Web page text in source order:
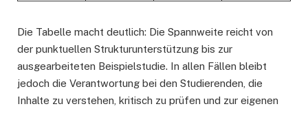
Die Tabelle macht deutlich: Die Spannweite reicht von
der punktuellen Strukturunterstützung bis zur
ausgearbeiteten Beispielstudie. In allen Fällen bleibt
jedoch die Verantwortung bei den Studierenden, die
Inhalte zu verstehen, kritisch zu prüfen und zur eigenen